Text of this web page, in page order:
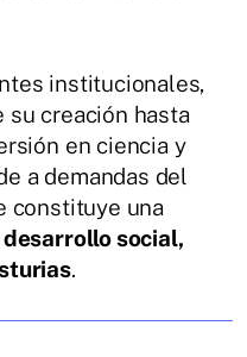
institucionales,
su creación hasta
en ciencia y
a demandas del
constituye una
desarrollo social,
.